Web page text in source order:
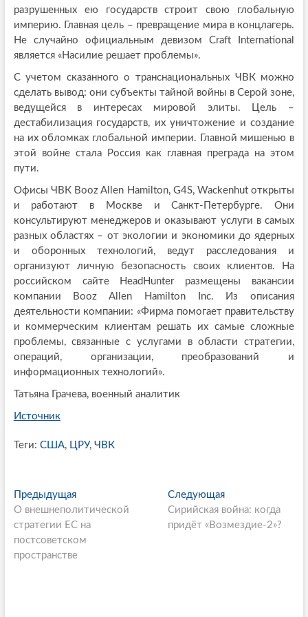
разрушенных ею государств строит свою глобальную
империю. Главная цель – превращение мира в концлагерь.
Не случайно официальным девизом Craft International
является «Насилие решает проблемы».
С учетом сказанного о транснациональных ЧВК можно
сделать вывод: они субъекты тайной войны в Серой зоне,
ведущейся в интересах мировой элиты. Цель –
дестабилизация государств, их уничтожение и создание
на их обломках глобальной империи. Главной мишенью в
этой войне стала Россия как главная преграда на этом
пути.
Офисы ЧВК Booz Allen Hamilton, G4S, Wackenhut открыты
и работают в Москве и Санкт-Петербурге. Они
консультируют менеджеров и оказывают услуги в самых
разных областях – от экологии и экономики до ядерных
и оборонных технологий, ведут расследования и
организуют личную безопасность своих клиентов. На
российском сайте HeadHunter размещены вакансии
компании Booz Allen Hamilton Inc. Из описания
деятельности компании: «Фирма помогает правительству
и коммерческим клиентам решать их самые сложные
проблемы, связанные с услугами в области стратегии,
операций, организации, преобразований и
информационных технологий».
Татьяна Грачева, военный аналитик
Источник
Теги: США, ЦРУ, ЧВК
P
o
s
t
ПредыдущаяП
р
е
д
ы
О внешнеполитической
стратегии ЕС на
постсоветском
пространстве
Следующая
л
е
Сирийская война: когда
придёт «Возмездие-2»?